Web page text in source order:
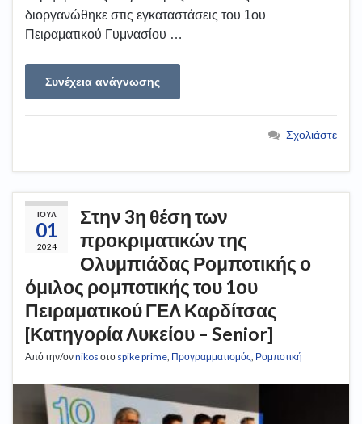
διοργανώθηκε στις εγκαταστάσεις του 1ου
Πειραματικού Γυμνασίου …
Συνέχεια ανάγνωσης
Σχολιάστε
ΙΟΎΛ
01
2024
Στην 3η θέση των
προκριματικών της
Ολυμπιάδας Ρομποτικής ο
όμιλος ρομποτικής του 1ου
Πειραματικού ΓΕΛ Καρδίτσας
[Κατηγορία Λυκείου – Senior]
Από την/ονnikos στο spike prime Προγραμματισμός Ρομποτική